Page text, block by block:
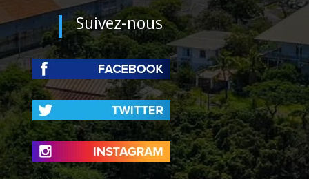
Suivez-nous